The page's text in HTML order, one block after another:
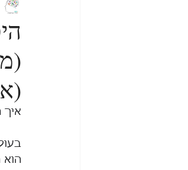
איך
הוא